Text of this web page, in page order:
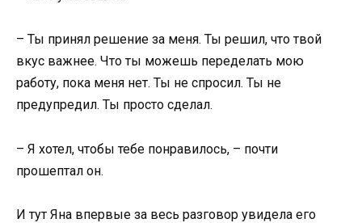
– Ты принял решение за меня. Ты решил, что твой
вкус важнее. Что ты можешь переделать мою
работу, пока меня нет. Ты не спросил. Ты не
предупредил. Ты просто сделал.
– Я хотел, чтобы тебе понравилось, – почти
прошептал он.
И тут Яна впервые за весь разговор увидела его